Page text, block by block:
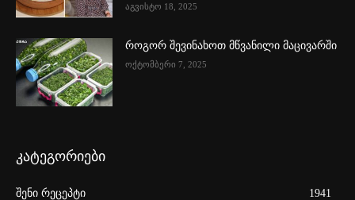
აგვისტო 18, 2025
როგორ შევინახოთ მწვანილი მაცივარში
ოქტომბერი 7, 2025
კატეგორიები
შენი რეცეპტი
1941